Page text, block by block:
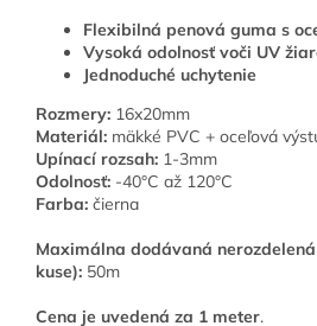
Flexibilná penová guma s
Vysoká odolnosť voči UV
Jednoduché uchytenie
Rozmery: 16x20mm
Materiál: mäkké PVC + oceľová
Upínací rozsah: 1-3mm
Odolnosť: -40°C až 120°C
Farba: čierna
Maximálna dodávaná
kuse): 50m
Cena je uvedená za 1 meter.